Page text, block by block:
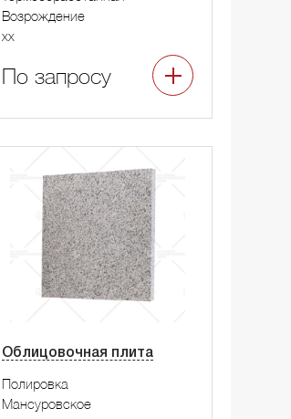
Возрождение
xx
По запросу
Облицовочная плита
Полировка
Мансуровское